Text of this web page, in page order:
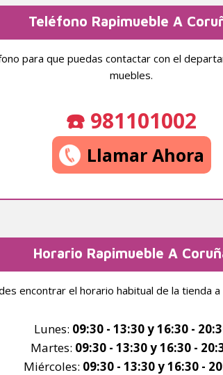
Teléfono Rapimueble A
para que puedas contactar con el
muebles.
☎️ 981101002
Llamar Ahora
Horario Rapimueble A
encontrar el horario habitual de la tienda a
Lunes: 09:30 - 13:30 y 16:30 -
Martes: 09:30 - 13:30 y 16:30 -
Miércoles: 09:30 - 13:30 y 16:30 -